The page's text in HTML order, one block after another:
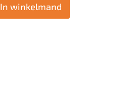
In winkelmand